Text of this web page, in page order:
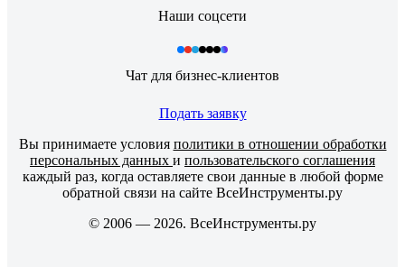
Наши соцсети
Чат для бизнес-клиентов
Подать заявку
Вы принимаете условия политики в отношении обработки
персональных данных и пользовательского соглашения
каждый раз, когда оставляете свои данные в любой форме
обратной связи на сайте ВсеИнструменты.ру
© 2006 — 2026. ВсеИнструменты.ру